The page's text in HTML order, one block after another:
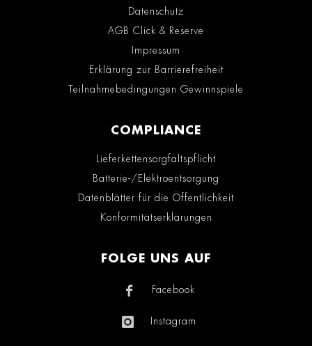
Datenschutz
AGB Click & Reserve
Impressum
Erklärung zur Barrierefreiheit
Teilnahmebedingungen Gewinnspiele
COMPLIANCE
Lieferkettensorgfaltspflicht
Batterie-/Elektroentsorgung
Datenblätter für die Öffentlichkeit
Konformitätserklärungen
FOLGE UNS AUF
Facebook
Instagram